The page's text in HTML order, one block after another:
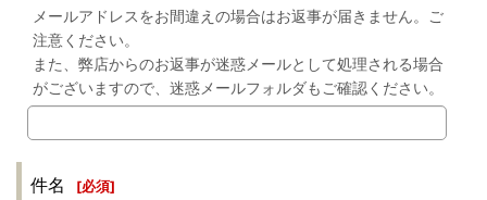
メールアドレスをお間違えの場合はお返事が届きません。ご
注意ください。
また、弊店からのお返事が迷惑メールとして処理される場合
がございますので、迷惑メールフォルダもご確認ください。
件名 [必須]